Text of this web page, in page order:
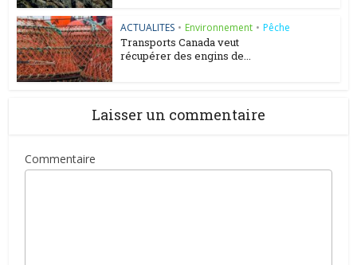
ACTUALITES • Environnement • Pêche
Transports Canada veut
récupérer des engins de...
Laisser un commentaire
Commentaire